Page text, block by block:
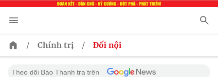
/ Chính trị / Đối nội
Theo dõi Báo Thanh tra trên